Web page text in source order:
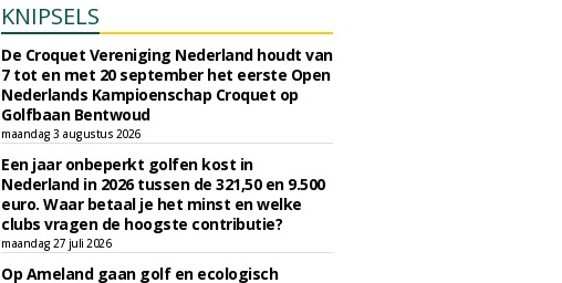
KNIPSELS
De Croquet Vereniging Nederland houdt van
7 tot en met 20 september het eerste Open
Nederlands Kampioenschap Croquet op
Golfbaan Bentwoud
maandag 3 augustus 2026
Een jaar onbeperkt golfen kost in
Nederland in 2026 tussen de 321,50 en 9.500
euro. Waar betaal je het minst en welke
clubs vragen de hoogste contributie?
maandag 27 juli 2026
Op Ameland gaan golf en ecologisch